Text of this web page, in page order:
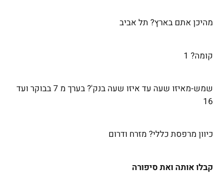
מהיכן אתם בארץ? תל אביב
קומה? 1
שמש-מאיזו שעה עד איזו שעה בנק'?
בערך מ 7 בבוקר ועד
16
כיוון מרפסת כללי? מזרח ודרום
קבלו אותה ואת סיפורה